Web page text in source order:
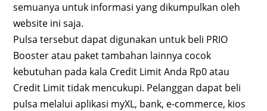
semuanya untuk informasi yang dikumpulkan oleh
website ini saja.
Pulsa tersebut dapat digunakan untuk beli PRIO
Booster atau paket tambahan lainnya cocok
kebutuhan pada kala Credit Limit Anda Rp0 atau
Credit Limit tidak mencukupi. Pelanggan dapat beli
pulsa melalui aplikasi myXL, bank, e-commerce, kios